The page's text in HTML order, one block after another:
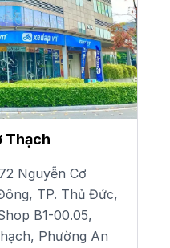
Thạch
Nguyễn Cơ
TP. Thủ Đức,
B1-00.05,
Phường An